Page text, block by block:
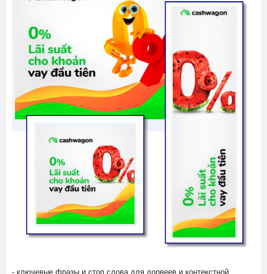
- ключевые фразы и стоп слова для дорвеев и контекстной